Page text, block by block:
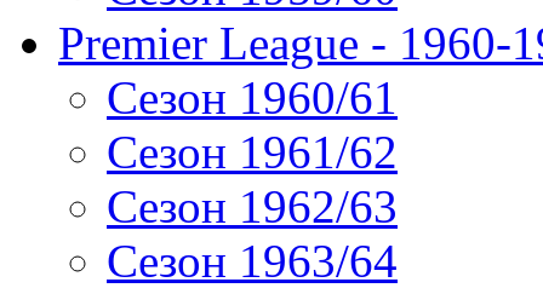
Premier League - 1960-
Сезон 1960/61
Сезон 1961/62
Сезон 1962/63
Сезон 1963/64